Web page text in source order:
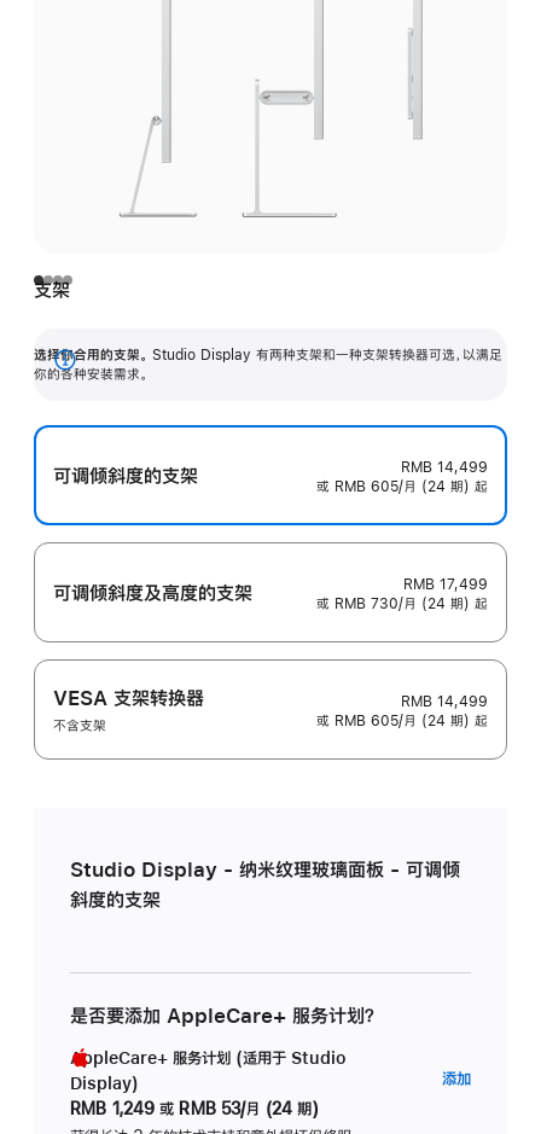
支架
选择你合用的支架。 Studio Display 有两种支架和一种支架转换器可选，以满足
你的各种安装需求。
展
可调倾斜度的支架
RMB 14,499
或 RMB 605/月 (24 期) 起
可调倾斜度及高‍度的支‍架
RMB 17,499
或 RMB 730/月 (24 期) 起
VESA 支架转换器
不含支架
RMB 14,499
或 RMB 605/月 (24 期) 起
Studio Display - 纳米纹理玻璃面板 - 可调倾
斜度的支架
是否要添加 AppleCare+ 服务计划？
AppleCare+ 服务计划 (适用于 Studio
Display)
RMB 1,249 或 RMB 53/月 (24 期)
添加